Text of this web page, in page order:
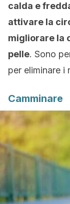
calda e
attivare la
migliorare la
pelle. Sono
per eliminare i
Camminare